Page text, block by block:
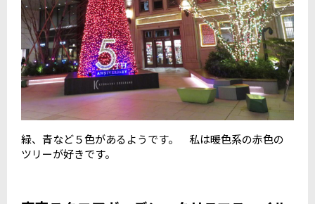
緑、青など５色があるようです。 私は暖色系の赤色の
ツリーが好きです。